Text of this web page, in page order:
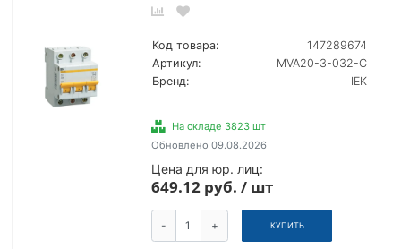
Код товара:
147289674
Артикул:
MVA20-3-032-C
Бренд:
IEK
На складе 3823 шт
Обновлено 09.08.2026
Цена для юр. лиц:
649.12 руб. / шт
- + КУПИТЬ